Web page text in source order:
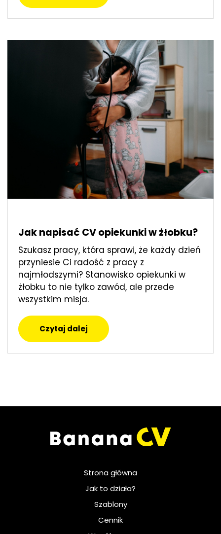
Jak napisać CV opiekunki w żłobku?
Szukasz pracy, która sprawi, że każdy dzień
przyniesie Ci radość z pracy z
najmłodszymi? Stanowisko opiekunki w
żłobku to nie tylko zawód, ale przede
wszystkim misja.
Czytaj dalej
Strona główna
Jak to działa?
Szablony
Cennik